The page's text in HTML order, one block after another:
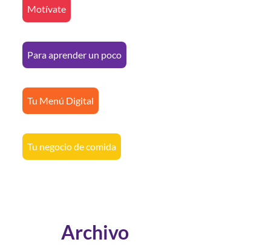
Motívate
Para aprender un poco
Tu Menú Digital
Tu negocio de comida
Archivo